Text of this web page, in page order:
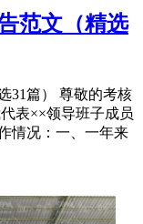
范文（精选
31篇） 尊敬的考核
表××领导班子成员
情况：一、一年来